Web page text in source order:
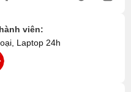
viên:
Laptop 24h